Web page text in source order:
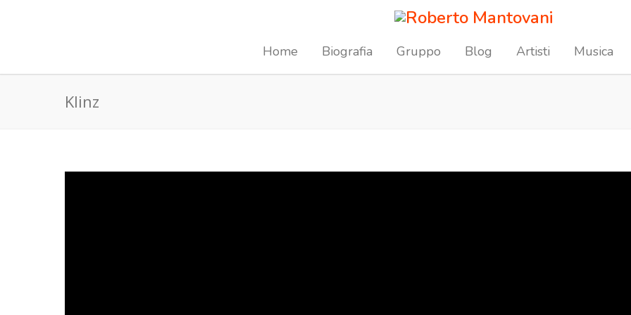
Home Biografia Gruppo Blog Artisti Musica
Klinz